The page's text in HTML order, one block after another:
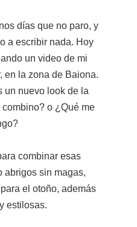
días que no paro, y
a escribir nada. Hoy
un video de mi
en la zona de Baiona.
un nuevo look de la
o ¿Qué me
combinar esas
abrigos sin magas,
el otoño, además
estilosas.